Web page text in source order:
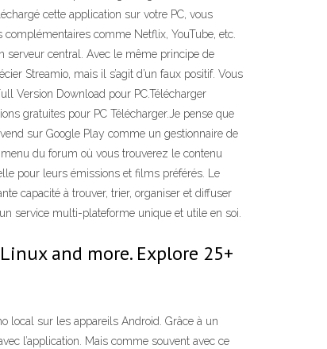
cette application sur votre PC, vous
comme Netflix, YouTube, etc.
serveur central. Avec le même principe de
Streamio, mais il s’agit d’un faux positif. Vous
Version Download pour PC.Télécharger
gratuites pour PC Télécharger.Je pense que
sur Google Play comme un gestionnaire de
du forum où vous trouverez le contenu
pour leurs émissions et films préférés. Le
capacité à trouver, trier, organiser et diffuser
service multi-plateforme unique et utile en soi.
and more. Explore 25+
local sur les appareils Android. Grâce à un
l’application. Mais comme souvent avec ce